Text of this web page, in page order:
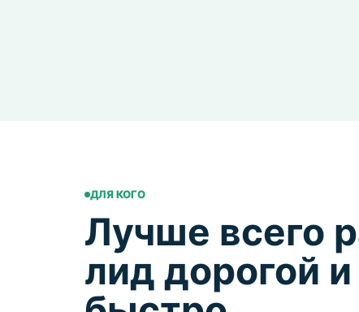
ДЛЯ КОГО
Лучше всего
лид дорогой